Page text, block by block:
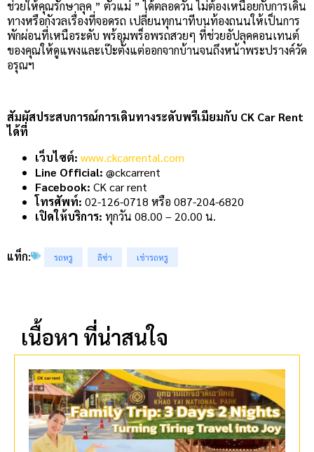
ช่วยให้คุณรักษาลุค ” ตัวแม่ ” ได้ตลอดวัน ไม่ต้องเหนื่อยกับการเดิน
ทางหรือกังวลเรื่องที่จอดรถ เปลี่ยนทุกนาทีบนท้องถนนให้เป็นการ
พักผ่อนที่เหนือระดับ พร้อมพร็อพรถสวยๆ ที่ช่วยอัปลุคคอนเทนต์
ของคุณให้ดูแพงและเป๊ะตั้งแต่ออกจากบ้านจนถึงหน้าพระปรางค์วัด
อรุณฯ
สัมผัสประสบการณ์การเดินทางระดับพรีเมียมกับ CK Car Rent
ได้ที่
เว็บไซต์: www.ckcarrental.com
Line Official: @ckcarrent
Facebook: CK car rent
โทรศัพท์: 02-126-0718 หรือ 087-204-6820
เปิดให้บริการ: ทุกวัน 08.00 – 20.00 น.
แท็ก: รถหรู ลิซ่า เช่ารถหรู
เนื้อหา ที่น่าสนใจ